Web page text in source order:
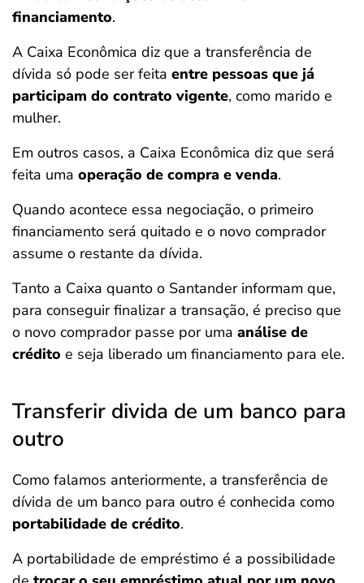
financiamento.
A Caixa Econômica diz que a transferência de
dívida só pode ser feita entre pessoas que já
participam do contrato vigente, como marido e
mulher.
Em outros casos, a Caixa Econômica diz que será
feita uma operação de compra e venda.
Quando acontece essa negociação, o primeiro
financiamento será quitado e o novo comprador
assume o restante da dívida.
Tanto a Caixa quanto o Santander informam que,
para conseguir finalizar a transação, é preciso que
o novo comprador passe por uma análise de
crédito e seja liberado um financiamento para ele.
Transferir divida de um banco para
outro
Como falamos anteriormente, a transferência de
dívida de um banco para outro é conhecida como
portabilidade de crédito.
A portabilidade de empréstimo é a possibilidade